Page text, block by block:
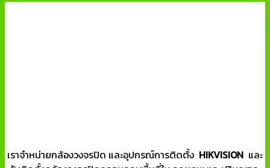
เราจำหน่ายกล้องวงจรปิด และอุปกรณ์การติดตั้ง HIKVISION และ